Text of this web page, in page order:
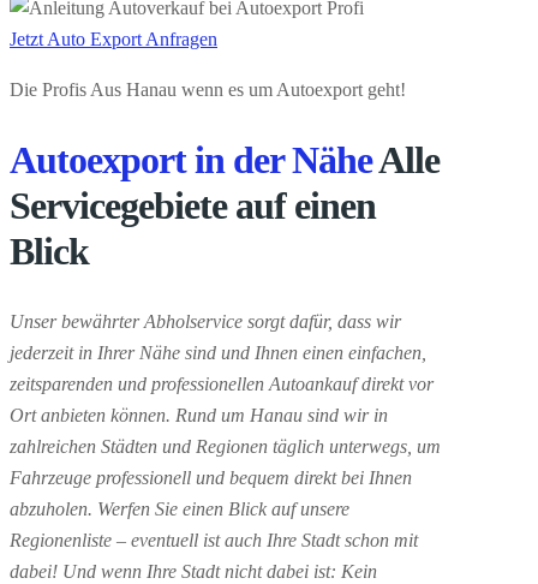
Jetzt Auto Export Anfragen
Die Profis Aus Hanau wenn es um Autoexport geht!
Autoexport in der NäheAlle
Servicegebiete auf einen
Blick
Unser bewährter Abholservice sorgt dafür, dass wir
jederzeit in Ihrer Nähe sind und Ihnen einen einfachen,
zeitsparenden und professionellen Autoankauf direkt vor
Ort anbieten können. Rund um Hanau sind wir in
zahlreichen Städten und Regionen täglich unterwegs, um
Fahrzeuge professionell und bequem direkt bei Ihnen
abzuholen. Werfen Sie einen Blick auf unsere
Regionenliste – eventuell ist auch Ihre Stadt schon mit
dabei! Und wenn Ihre Stadt nicht dabei ist: Kein